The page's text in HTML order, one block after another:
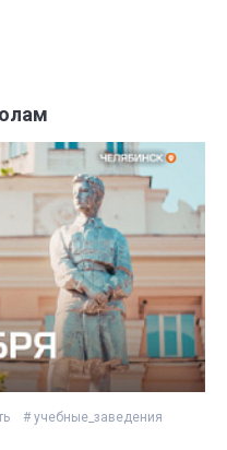
# учебные_заведения